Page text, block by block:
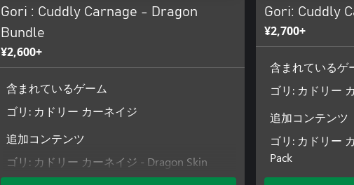
Gori : Cuddly Carnage - Dragon
Bundle
¥2,600+
含まれているゲーム
ゴリ: カドリー カーネイジ
追加コンテンツ
ゴリ: カドリー カーネイジ - Dragon Skin
Pack
Gori: Cuddly
¥2,700+
含まれているゲ
ゴリ: カドリー
追加コンテンツ
ゴリ: カドリー
Pack